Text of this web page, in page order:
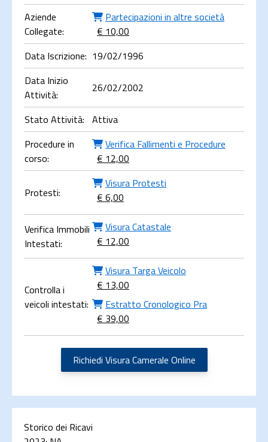
Aziende
Collegate:
Partecipazioni in altre società
€ 10,00
Data Iscrizione: 19/02/1996
Data Inizio
Attività:
26/02/2002
Stato Attività: Attiva
Procedure in
corso:
Verifica Fallimenti e Procedure
€ 12,00
Protesti:
Visura Protesti
€ 6,00
Verifica Immobili
Intestati:
Visura Catastale
€ 12,00
Controlla i
veicoli intestati:
Visura Targa Veicolo
€ 13,00
Estratto Cronologico Pra
€ 39,00
Richiedi Visura Camerale Online
Storico dei Ricavi